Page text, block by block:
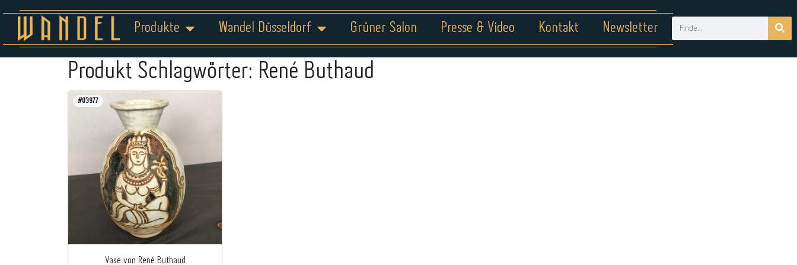
Produkte Wandel Düsseldorf Grüner Salon Presse & Video Kontakt Newsletter
Produkt Schlagwörter: René Buthaud
#03977
Vase von René Buthaud